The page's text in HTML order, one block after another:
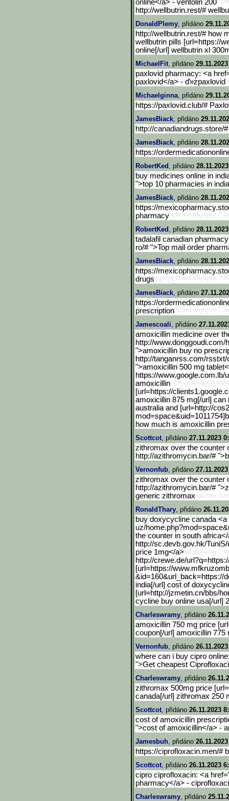
online</a> - ventolin 200
http://wellbutrin.rest/#
DonaldPlemy, přidáno
http://wellbutrin.rest/# how
wellbutrin pills [url=https://
online[/url] wellbutrin xl
MichaelFit, přidáno
paxlovid pharmacy: <a
paxlovid</a> - ď»żpaxlovid
Michaelginna, přidáno
https://paxlovid.club/#
JamesBiack, přidáno
http://canadiandrugs.store/
JamesBiack, přidáno
https://
RobertKed , přidáno
buy medicines online in
">top 10 pharmacies in
JamesBiack, přidáno
https://
pharmacy
RobertKed , přidáno
tadalafil canadian
ro/# ">Top mail order
JamesBiack, přidáno
https://
drugs
JamesBiack, přidáno
https://
prescription
Jamescoali, přidáno
amoxicillin medicine over
http://www.donggoudi.com/
">amoxicillin buy no
http://tanganrss.com/rsstxt/
">amoxicillin 500 mg
https://www.google.com.lb/
amoxicillin
[url=https://clients1.goo
amoxicillin 875 mg[/url]
australia and [url=http://
how much is amoxicillin
Scottcot, přidáno 27.11.2023
zithromax over the counter
http://azithromycin.bar/#
Vernonfub, přidáno
zithromax over the counter
http://azithromycin.bar/#
generic zithromax
RonaldThary, přidáno
buy doxycycline canada
uz/
the counter in south
http://sc.devb.gov.hk/TuniS/
price 1mg</a>
http://crewe.de/url?q=htt
[url=https://www.mfkruzom
&id=160&url_back=https://
india[/url] cost of
[url=http://jzmetin.cn/bbs/
cycline buy online usa[/url]
Charleswramy, přidáno
amoxicillin 750 mg price
coupon[/url] amoxicillin 775
Vernonfub, přidáno
where can i buy cipro
">Get cheapest
Charleswramy, přidáno
zithromax 500mg price
canada[/url] zithromax 250
Scottcot, přidáno 26.11.2023
cost of amoxicillin
">cost of amoxicillin</a> -
Jamesbuh, přidáno
https://ciprofloxacin.men/#
Scottcot, přidáno 26.11.2023
cipro ciprofloxacin: <a
pharmacy</a> -
Charleswramy, přidáno